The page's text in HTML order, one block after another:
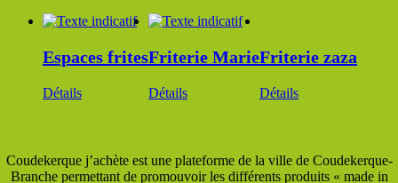
Espaces frites
Détails
Friterie Marie
Détails
Friterie zaza
Détails
Coudekerque j’achète est une plateforme de la ville de Coudekerque-
Branche permettant de promouvoir les différents produits « made in